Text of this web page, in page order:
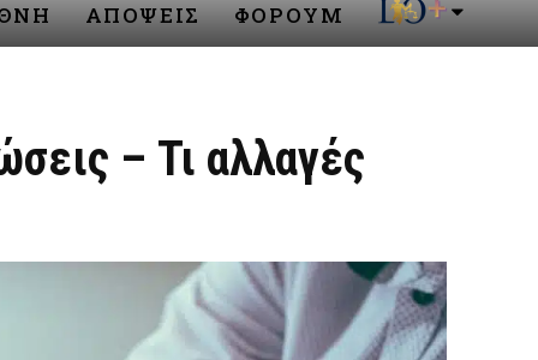
ΑΠΟΨΕΙΣ ΦΟΡΟΥΜ
– Τι αλλαγές